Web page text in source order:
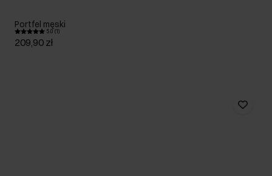
Portfel męski
5.0 (1)
209,90 zł